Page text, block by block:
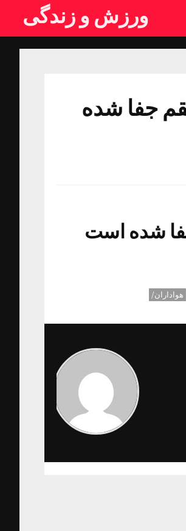
ورزش و زندگی
جفا شده
شده است
هواداران/